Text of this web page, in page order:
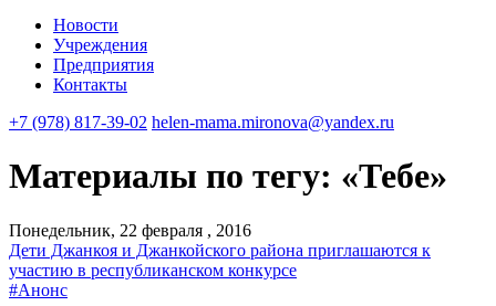
Новости
Учреждения
Предприятия
Контакты
+7 (978) 817-39-02 helen-mama.mironova@yandex.ru
Материалы по тегу: «Тебе»
Понедельник, 22 февраля , 2016
Дети Джанкоя и Джанкойского района приглашаются к
участию в республиканском конкурсе
#Анонс